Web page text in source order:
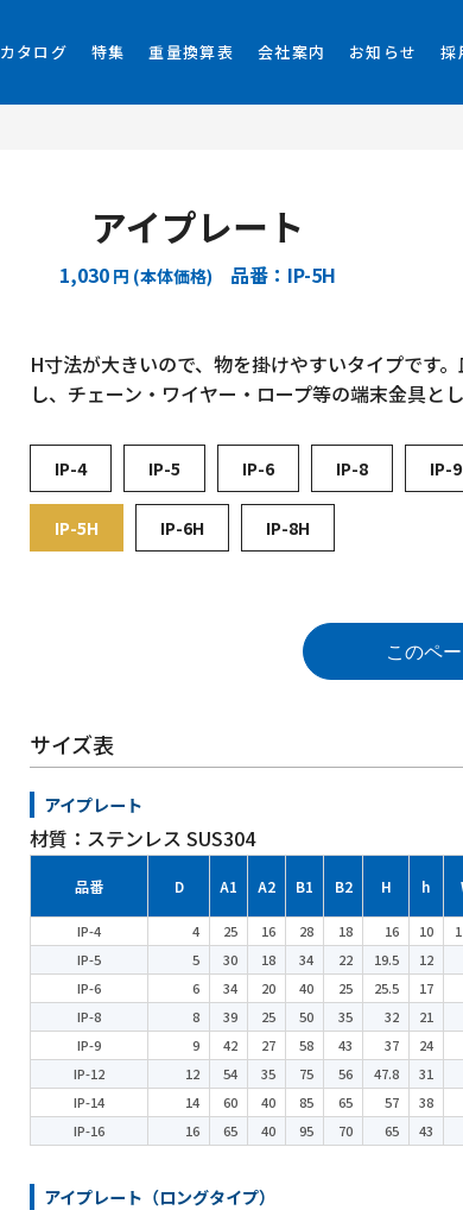
カタログ 特集 重量換算表 会社案内 お知らせ 採
アイプレート
1,030 円 (本体価格) 品番：IP-5H
H寸法が大きいので、物を掛けやすいタイプです
し、チェーン・ワイヤー・ロープ等の端末金具と
IP-4 IP-5 IP-6 IP-8 IP-9
IP-5H IP-6H IP-8H
このペ
サイズ表
アイプレート
材質：ステンレス SUS304
品番 D A1 A2 B1 B2 H h
IP-4 4 25 16 28 18 16 10
IP-5
5 30 18 34 22 19.5
12
IP-6
6 34 20 40 25 25.5
17
IP-8
8 39 25 50 35 32
21
IP-9
9 42 27 58 43 37
24
IP-12
12 54 35 75 56 47.8
31
IP-14
14 60 40 85 65 57
38
IP-16
16 65 40 95 70 65 43
アイプレート（ロングタイプ）